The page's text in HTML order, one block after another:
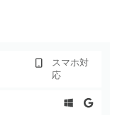
スマホ対
応